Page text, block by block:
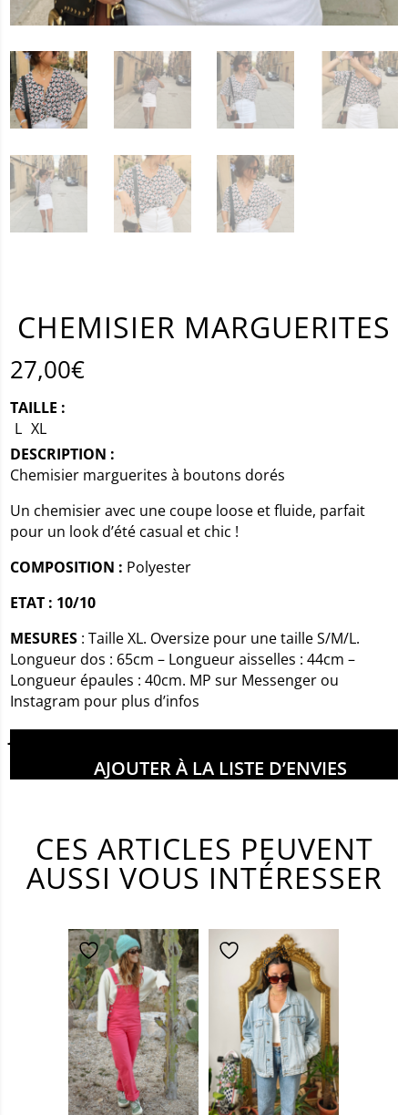
CHEMISIER MARGUERITES
27,00€
TAILLE :
L XL
DESCRIPTION :
Chemisier marguerites à boutons dorés
Un chemisier avec une coupe loose et fluide, parfait
pour un look d’été casual et chic !
COMPOSITION : Polyester
ETAT : 10/10
MESURES : Taille XL. Oversize pour une taille S/M/L.
Longueur dos : 65cm – Longueur aisselles : 44cm –
Longueur épaules : 40cm. MP sur Messenger ou
Instagram pour plus d’infos
AJOUTER À LA LISTE D’ENVIES
CES ARTICLES PEUVENT
AUSSI VOUS INTÉRESSER